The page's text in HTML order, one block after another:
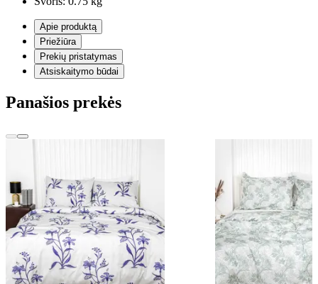
Apie produktą
Priežiūra
Prekių pristatymas
Atsiskaitymo būdai
Panašios prekės